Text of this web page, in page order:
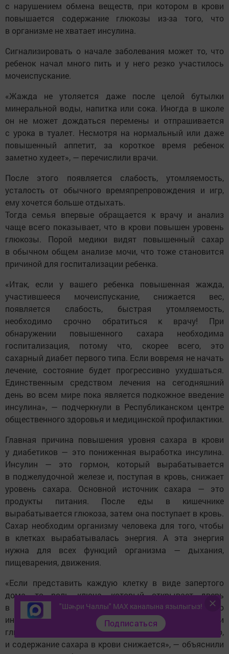
с нарушением обмена веществ, при котором в крови
повышается содержание глюкозы из-за того, что
в организме не хватает инсулина.
Сигнализировать о начале заболевания может то, что
ребенок начал много пить и у него резко участилось
мочеиспускание.
«Жажда не утоляется даже после целой бутылки
минеральной воды, напитка или сока. Иногда в школе
он не может дождаться перемены и отпрашивается
с урока в туалет. Несмотря на нормальный или даже
повышенный аппетит, за короткое время ребенок
заметно худеет», — перечислили врачи.
После этого появляется слабость, утомляемость,
усталость от обычного времяпрепровождения и игр,
ему хочется больше отдыхать.
Тогда семья впервые обращается к врачу и анализ
чаще всего показывает, что в крови повышен уровень
глюкозы. Порой медики видят повышенный сахар
в обычном общем анализе мочи, что тоже становится
причиной для госпитализации ребенка.
«Итак, если у вашего ребенка повышенная жажда,
участившееся мочеиспускание, снижается вес,
появляется слабость, быстрая утомляемость,
необходимо срочно обратиться к врачу! При
обнаружении повышенного сахара необходима
госпитализация, потому что, скорее всего, это
сахарный диабет первого типа. Если вовремя не начать
лечение, состояние будет прогрессивно ухудшаться.
Единственным средством лечения на сегодняшний
день во всем мире пока является подкожное введение
инсулина», — подчеркнули в Республиканском центре
общественного здоровья и медицинской профилактики.
Главная причина повышения уровня сахара в крови
у диабетиков — это пониженная выработка инсулина.
Инсулин — это гормон, который вырабатывается
в поджелудочной железе и, поступая в кровь, снижает
уровень сахара. Основной источник сахара — это
продукты питания. После еды в кишечнике
вырабатывается глюкоза, затем она поступает в кровь.
Сахар необходим организму человека для того, чтобы
в клетках вырабатывалась энергия. А эта энергия
нужна для всех функций организма — дыхания,
пищеварения, движения.
«Если представить каждую клетку в виде запертого
дома, то роль ключа, который открывает дверь
в клетку, будет играть именно инсулин. В открытую
инсулином клетку начинает поступать из крови
глюкоза, которая превращается в энергию,
и содержание сахара в крови снижается», — объяснили
"Шәһри Чаллы" MAX каналына язылыгыз!
Подписаться